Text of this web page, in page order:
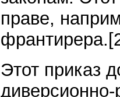
праве,
франтирера.
Этот приказ